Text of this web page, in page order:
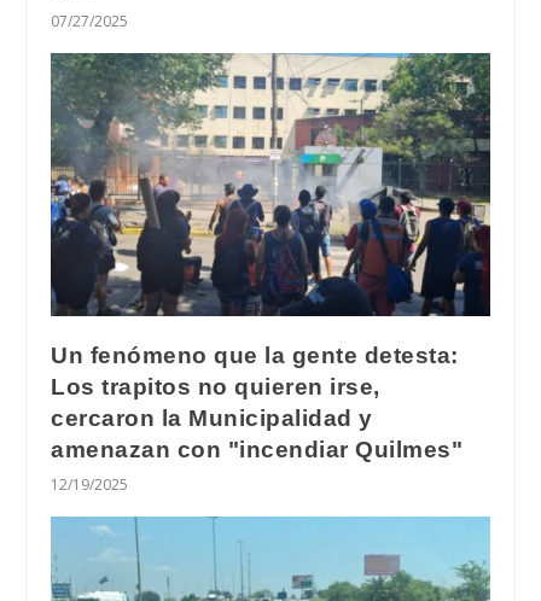
07/27/2025
Un fenómeno que la gente detesta:
Los trapitos no quieren irse,
cercaron la Municipalidad y
amenazan con "incendiar Quilmes"
12/19/2025